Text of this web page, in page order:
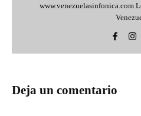
www.venezuelasinfonica.com
Deja un comentario